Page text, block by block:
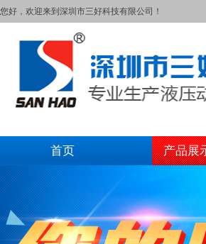
您好，欢迎来到深圳市三好科技有限公司！
首页 产品展